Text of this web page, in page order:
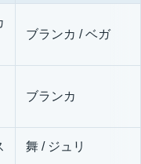
ブランカ / ベガ
ブランカ
舞 / ジュリ